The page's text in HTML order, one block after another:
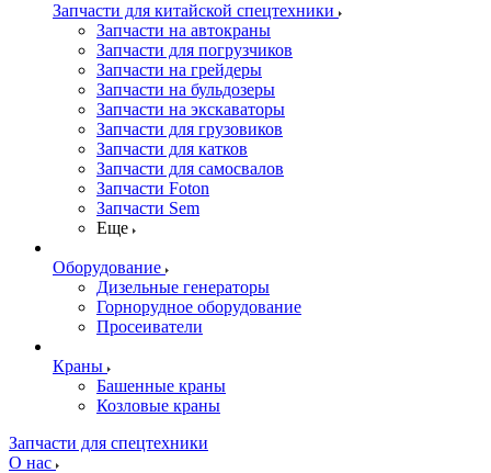
Запчасти для китайской спецтехники
Запчасти на автокраны
Запчасти для погрузчиков
Запчасти на грейдеры
Запчасти на бульдозеры
Запчасти на экскаваторы
Запчасти для грузовиков
Запчасти для катков
Запчасти для самосвалов
Запчасти Foton
Запчасти Sem
Еще
Оборудование
Дизельные генераторы
Горнорудное оборудование
Просеиватели
Краны
Башенные краны
Козловые краны
Запчасти для спецтехники
О нас